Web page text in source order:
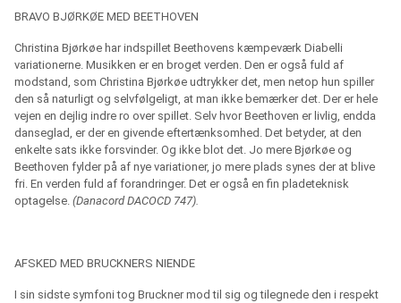
BRAVO BJØRKØE MED BEETHOVEN
Christina Bjørkøe har indspillet Beethovens kæmpeværk Diabelli
variationerne. Musikken er en broget verden. Den er også fuld af
modstand, som Christina Bjørkøe udtrykker det, men netop hun spiller
den så naturligt og selvfølgeligt, at man ikke bemærker det. Der er hele
vejen en dejlig indre ro over spillet. Selv hvor Beethoven er livlig, endda
danseglad, er der en givende eftertænksomhed. Det betyder, at den
enkelte sats ikke forsvinder. Og ikke blot det. Jo mere Bjørkøe og
Beethoven fylder på af nye variationer, jo mere plads synes der at blive
fri. En verden fuld af forandringer. Det er også en fin pladeteknisk
optagelse. (Danacord DACOCD 747).
AFSKED MED BRUCKNERS NIENDE
I sin sidste symfoni tog Bruckner mod til sig og tilegnede den i respekt